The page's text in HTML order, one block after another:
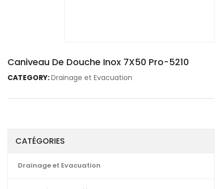
CATÉGORIES
Drainage et Evacuation
Caniveau De Douche Inox 7X50 Pro-5210
CATEGORY:Drainage et Evacuation